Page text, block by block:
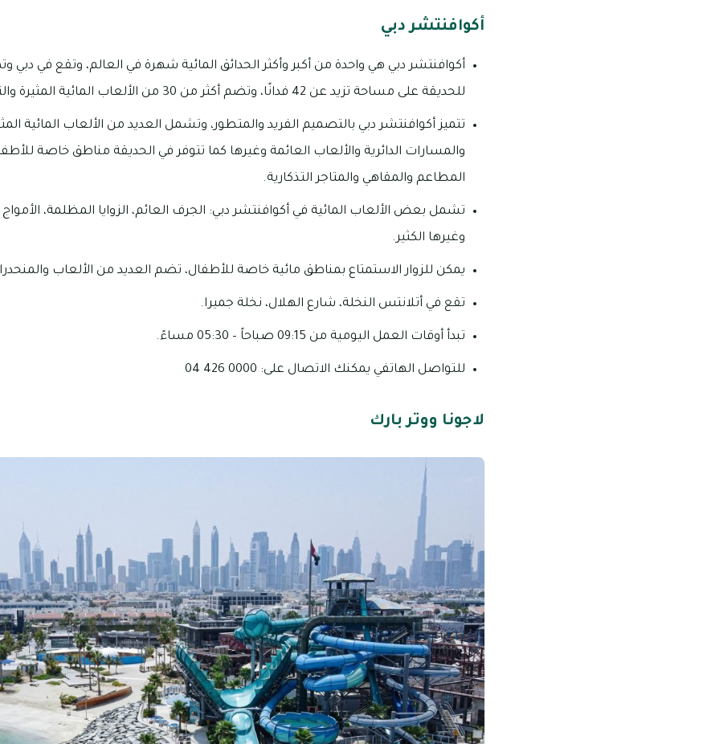
أكوافنتشر دبي
أكوافنتشر دبي هي واحدة من أكبر وأكثر الحدائق المائية شهرة في العالم، وتقع في دبي
للحديقة على مساحة تزيد عن 42 فدانًا، وتضم أكثر من 30 من الألعاب المائية المثيرة والتي تناسب جميع الأعمار.
تتميز أكوافنتشر دبي بالتصميم الفريد والمتطور، وتشمل العديد من الألعاب المائية
والمسارات الدائرية والألعاب العائمة وغيرها كما تتوفر في الحديقة مناطق خاصة
المطاعم والمقاهي والمتاجر التذكارية.
تشمل بعض الألعاب المائية في أكوافنتشر دبي: الجرف العائم، الزوايا المظلمة، الأمواج
وغيرها الكثير.
يمكن للزوار الاستمتاع بمناطق مائية خاصة للأطفال، تضم العديد من الألعاب
تقع في أتلانتس النخلة، شارع الهلال، نخلة جميرا.
تبدأ أوقات العمل اليومية من 09:15 صباحاً – 05:30 مساءً.
للتواصل الهاتفي يمكنك الاتصال على: 0000 426 04
لاجونا ووتر بارك